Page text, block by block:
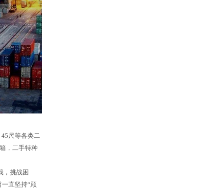
尺等各类二
，二手特种
，挑战困
直坚持“顾